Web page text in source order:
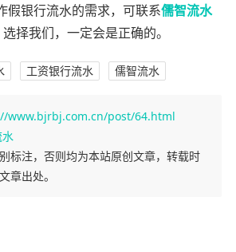
假银行流水的需求，可联系儒智流水
择我们，一定会是正确的。
工资银行流水 儒智流水
www.bjrbj.com.cn/post/64.html
标注，否则均为本站原创文章，转载时
章出处。